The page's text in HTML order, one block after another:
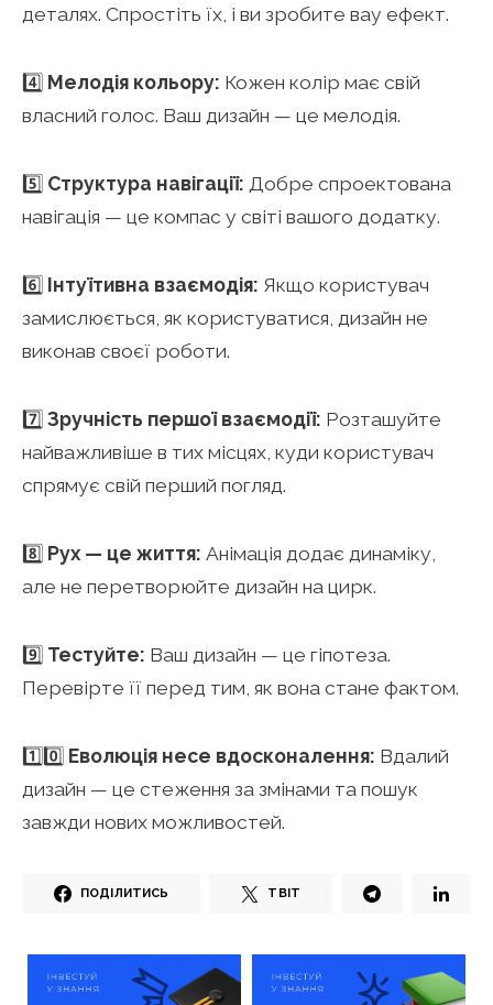
деталях. Спростіть їх, і ви зробите вау ефект.
4️⃣ Мелодія кольору: Кожен колір має свій
власний голос. Ваш дизайн — це мелодія.
5️⃣ Структура навігації: Добре спроектована
навігація — це компас у світі вашого додатку.
6️⃣ Інтуїтивна взаємодія: Якщо користувач
замислюється, як користуватися, дизайн не
виконав своєї роботи.
7️⃣Зручність першої взаємодії: Розташуйте
найважливіше в тих місцях, куди користувач
спрямує свій перший погляд.
8️⃣ Рух — це життя: Анімація додає динаміку,
але не перетворюйте дизайн на цирк.
9️⃣ Тестуйте: Ваш дизайн — це гіпотеза.
Перевірте її перед тим, як вона стане фактом.
1️⃣0️⃣ Еволюція несе вдосконалення: Вдалий
дизайн — це стеження за змінами та пошук
завжди нових можливостей.
ПОДІЛИТИСЬ ТВІТ